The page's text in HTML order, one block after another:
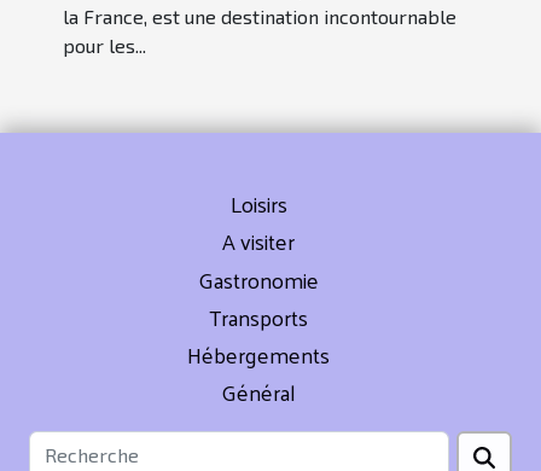
la France, est une destination incontournable
pour les...
Loisirs
A visiter
Gastronomie
Transports
Hébergements
Général